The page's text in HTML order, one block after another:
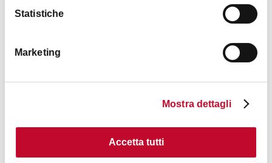
Statistiche
Marketing
Mostra dettagli
Accetta tutti
Timetables
Contacts